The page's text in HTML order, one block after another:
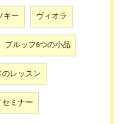
キー ヴィオラ
ブルッフ6つの小品
のレッスン
ミナー